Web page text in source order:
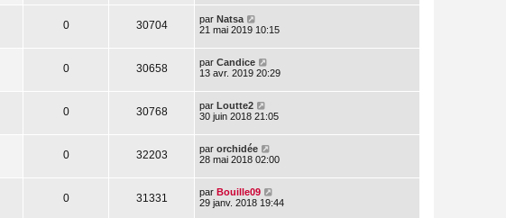
0 30704 par Natsa
21 mai 2019 10:15
0 30658 par Candice
13 avr. 2019 20:29
0 30768 par Loutte2
30 juin 2018 21:05
0 32203 par orchidée
28 mai 2018 02:00
0 31331 par Bouille09
29 janv. 2018 19:44